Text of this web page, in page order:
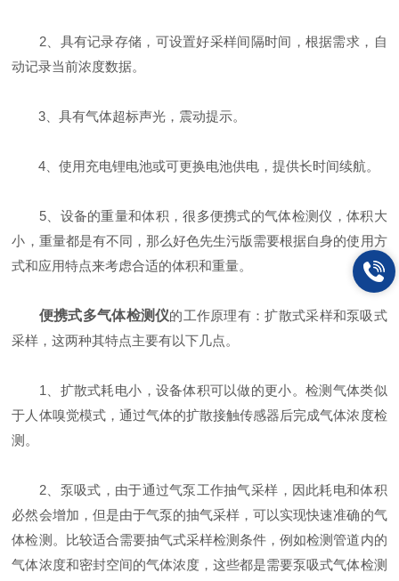
2、具有记录存储，可设置好采样间隔时间，根据需求，自
动记录当前浓度数据。
3、具有气体超标声光，震动提示。
4、使用充电锂电池或可更换电池供电，提供长时间续航。
5、设备的重量和体积，很多便携式的气体检测仪，体积大
小，重量都是有不同，那么好色先生污版需要根据自身的使用方
式和应用特点来考虑合适的体积和重量。
便携式多气体检测仪的工作原理有：扩散式采样和泵吸式
采样，这两种其特点主要有以下几点。
1、扩散式耗电小，设备体积可以做的更小。检测气体类似
于人体嗅觉模式，通过气体的扩散接触传感器后完成气体浓度检
测。
2、泵吸式，由于通过气泵工作抽气采样，因此耗电和体积
必然会增加，但是由于气泵的抽气采样，可以实现快速准确的气
体检测。比较适合需要抽气式采样检测条件，例如检测管道内的
气体浓度和密封空间的气体浓度，这些都是需要泵吸式气体检测